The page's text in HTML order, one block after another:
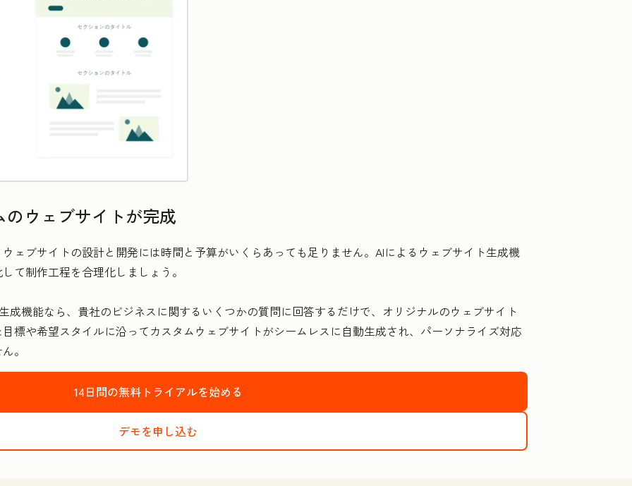
ウェブサイトが完成
ェブサイトの設計と開発には時間と予算がいくらあっても足りません。AIによるウェブサイト生成機
て制作工程を合理化しましょう。
成機能なら、貴社のビジネスに関するいくつかの質問に回答するだけで、オリジナルのウェブサイト
標や希望スタイルに沿ってカスタムウェブサイトがシームレスに自動生成され、パーソナライズ対応
。
14日間の無料トライアルを始める
デモを申し込む